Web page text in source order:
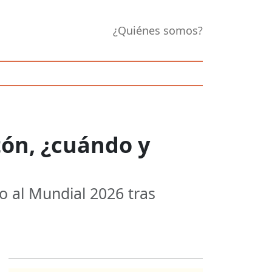
¿Quiénes somos?
¿cuándo y
al Mundial 2026 tras